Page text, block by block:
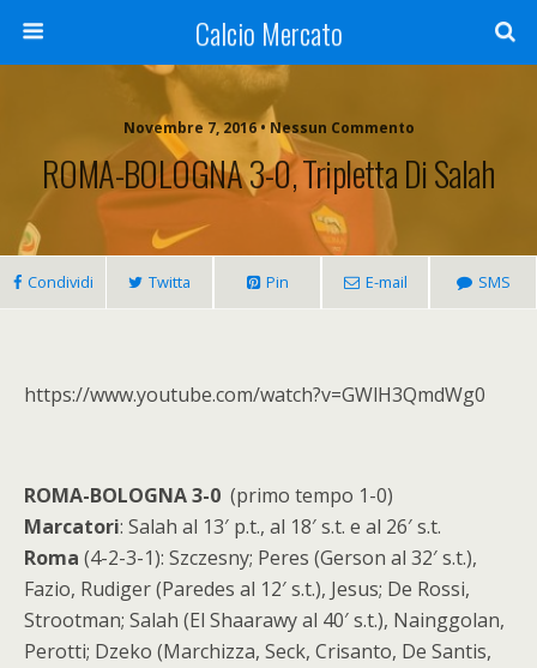
Calcio Mercato
Novembre 7, 2016 • Nessun Commento
ROMA-BOLOGNA 3-0, Tripletta Di Salah
Condividi Twitta Pin E-mail SMS
https://www.youtube.com/watch?v=GWlH3QmdWg0
ROMA-BOLOGNA 3-0 (primo tempo 1-0)
Marcatori: Salah al 13′ p.t., al 18′ s.t. e al 26′ s.t.
Roma (4-2-3-1): Szczesny; Peres (Gerson al 32′ s.t.),
Fazio, Rudiger (Paredes al 12′ s.t.), Jesus; De Rossi,
Strootman; Salah (El Shaarawy al 40′ s.t.), Nainggolan,
Perotti; Dzeko (Marchizza, Seck, Crisanto, De Santis,